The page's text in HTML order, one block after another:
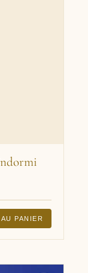
PANIER